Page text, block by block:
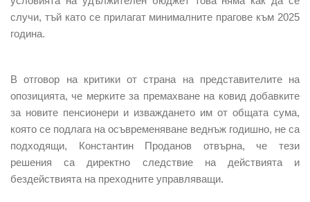
случи, тъй като се прилагат минималните прагове към 2025
година.
В отговор на критики от страна на представителите на
опозицията, че мерките за премахване на ковид добавките
за новите пенсионери и изваждането им от общата сума,
която се подлага на осъвременяване веднъж годишно, не са
подходящи, Константин Проданов отвърна, че тези
решения са директно следствие на действията и
бездействията на преходните управляващи.